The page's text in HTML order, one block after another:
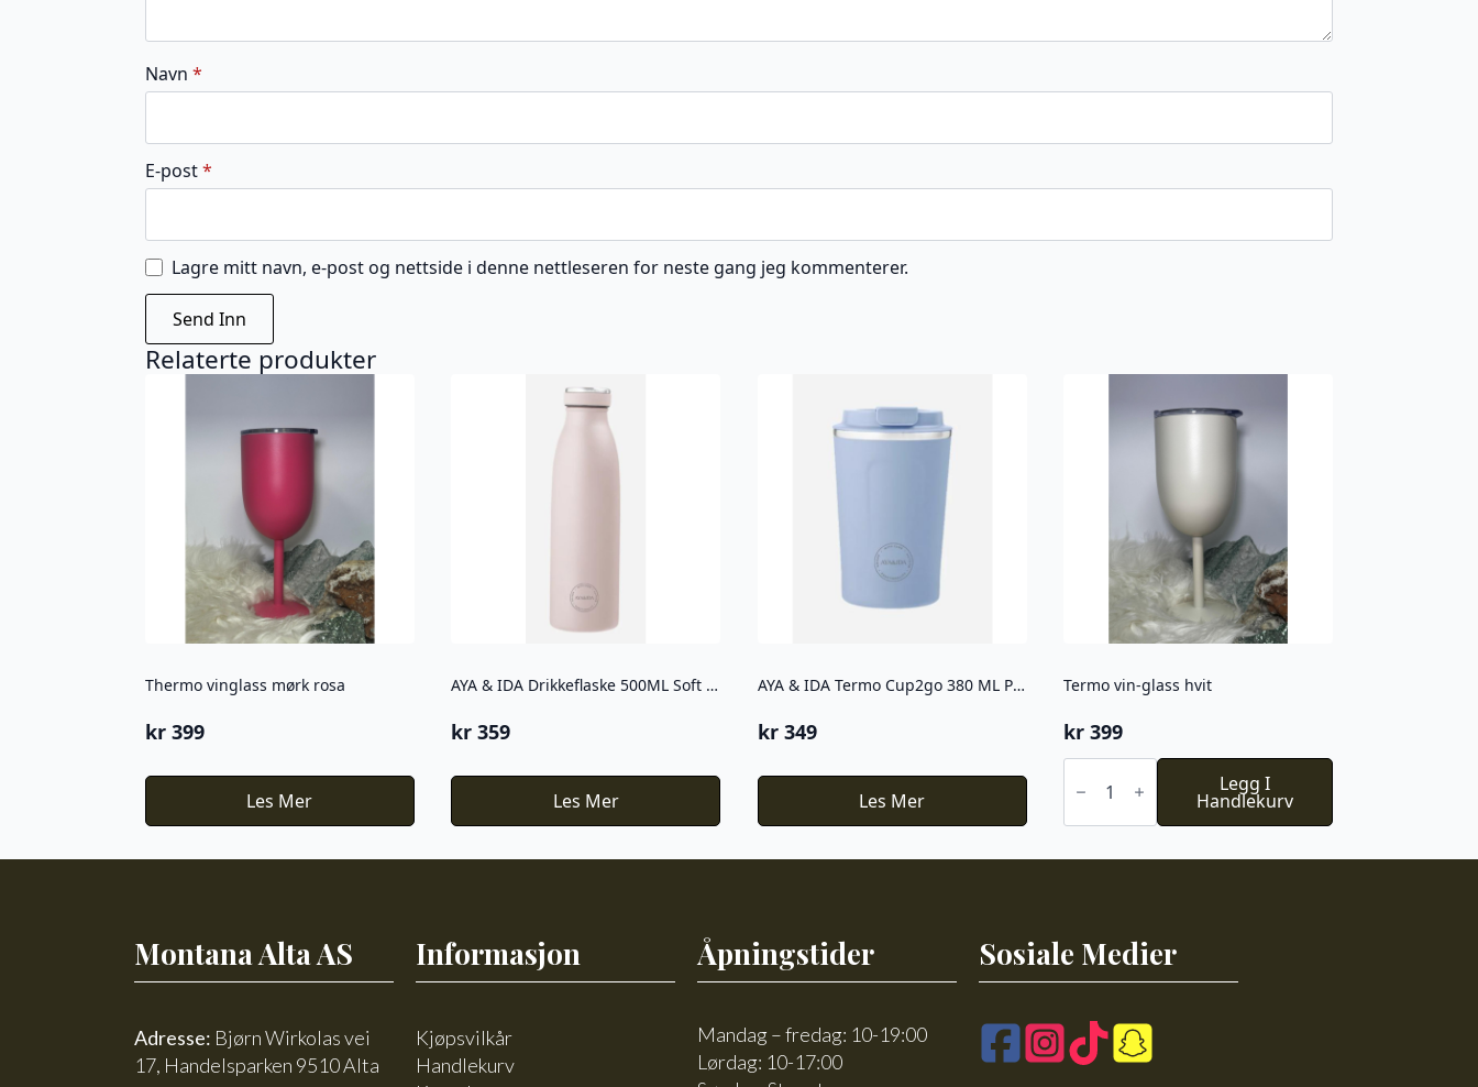
Navn *
E-post*
Lagre mitt navn, e-post og nettside i denne nettleseren for neste gang jeg kommenterer.
Relaterte produkter
Thermo vinglass mørk rosa
kr 399
Les Mer
AYA & IDA Drikkeflaske 500ML Soft rose
kr 359
Les Mer
AYA & IDA Termo Cup2go 380 ML Powder blue
kr349
Les Mer
Termo vin-glass hvit
kr 399
Termo
glass
hvit
Legg I
Handlekurv
Montana Alta AS
Adresse: Bjørn Wirkolas vei
17, Handelsparken 9510 Alta
Informasjon
Kjøpsvilkår
Handlekurv
Åpningstider
Mandag – fredag: 10-19:00
Lørdag: 10-17:00
Sosiale Medier